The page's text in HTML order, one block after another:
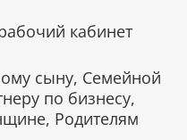
и уважения в семье.
невзгод.
ситуаций природных
ситуациях.
кабинет
сыну, Семейной
по бизнесу,
Родителям